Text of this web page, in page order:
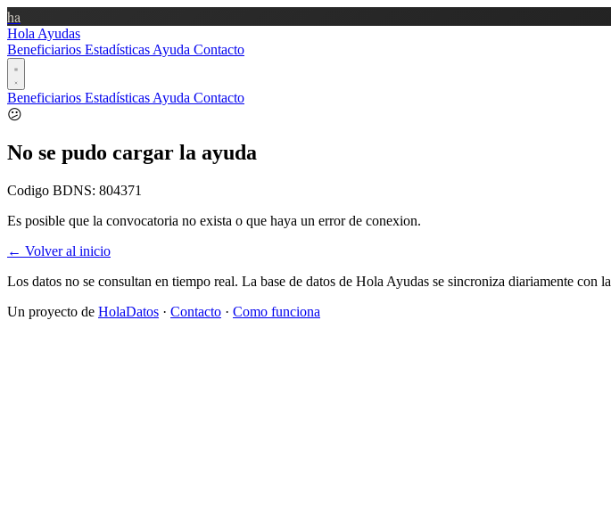
ha
Hola Ayudas
Beneficiarios Estadísticas Ayuda Contacto
Beneficiarios Estadísticas Ayuda Contacto
😕
No se pudo cargar la ayuda
Codigo BDNS: 804371
Es posible que la convocatoria no exista o que haya un error de conexion.
← Volver al inicio
Los datos no se consultan en tiempo real. La base de datos de Hola Ayudas se sincroniza diariamente con la
Un proyecto de HolaDatos · Contacto · Como funciona